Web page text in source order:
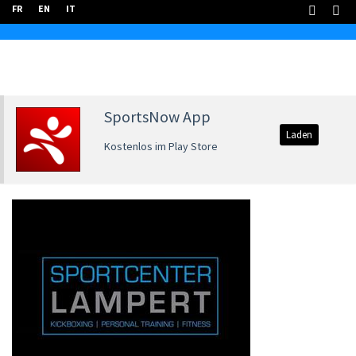
FR EN IT
SportsNow App
Kostenlos im Play Store
Laden